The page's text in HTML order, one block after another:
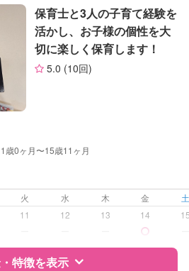
対応不可
ー
企業型割引対象(旧内閣府補助対象)
自治体届出済ベビーシッター
保育士
送迎サポート
病児、病後児、ともに不可
対応可否は個別に相談
保育士と3人の子育て経験を
活かし、お子様の個性を大
切に楽しく保育します！
5.0 (10回)
1歳0ヶ月〜15歳11ヶ月
火 水 木 金
11 12 13 14
特徴を表示